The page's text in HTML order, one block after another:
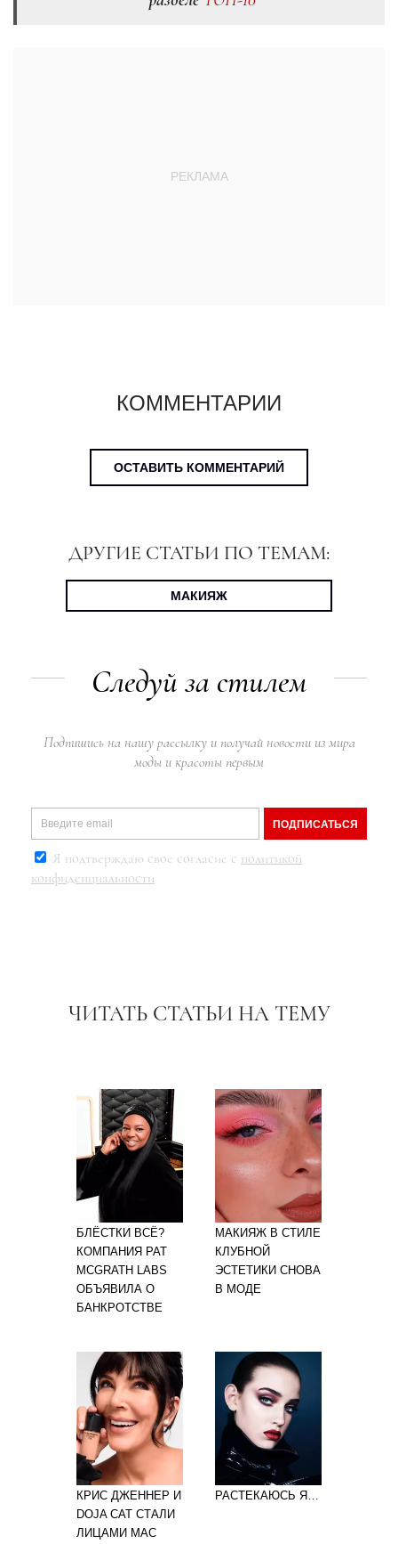
КОММЕНТАРИИ
ОСТАВИТЬ КОММЕНТАРИЙ
ДРУГИЕ СТАТЬИ ПО ТЕМАМ:
МАКИЯЖ
Следуй за стилем
Подпишись на нашу рассылку и получай новости из мира
моды и красоты первым
ПОДПИСАТЬСЯ
Я подтверждаю свое согласие с политикой
конфиденциальности
ЧИТАТЬ СТАТЬИ НА ТЕМУ
БЛЁСТКИ ВСЁ?
КОМПАНИЯ PAT
MCGRATH LABS
ОБЪЯВИЛА О
БАНКРОТСТВЕ
МАКИЯЖ В СТИЛЕ
КЛУБНОЙ
ЭСТЕТИКИ СНОВА
В МОДЕ
КРИС ДЖЕННЕР И
DOJA CAT СТАЛИ
ЛИЦАМИ MAC
РАСТЕКАЮСЬ Я…